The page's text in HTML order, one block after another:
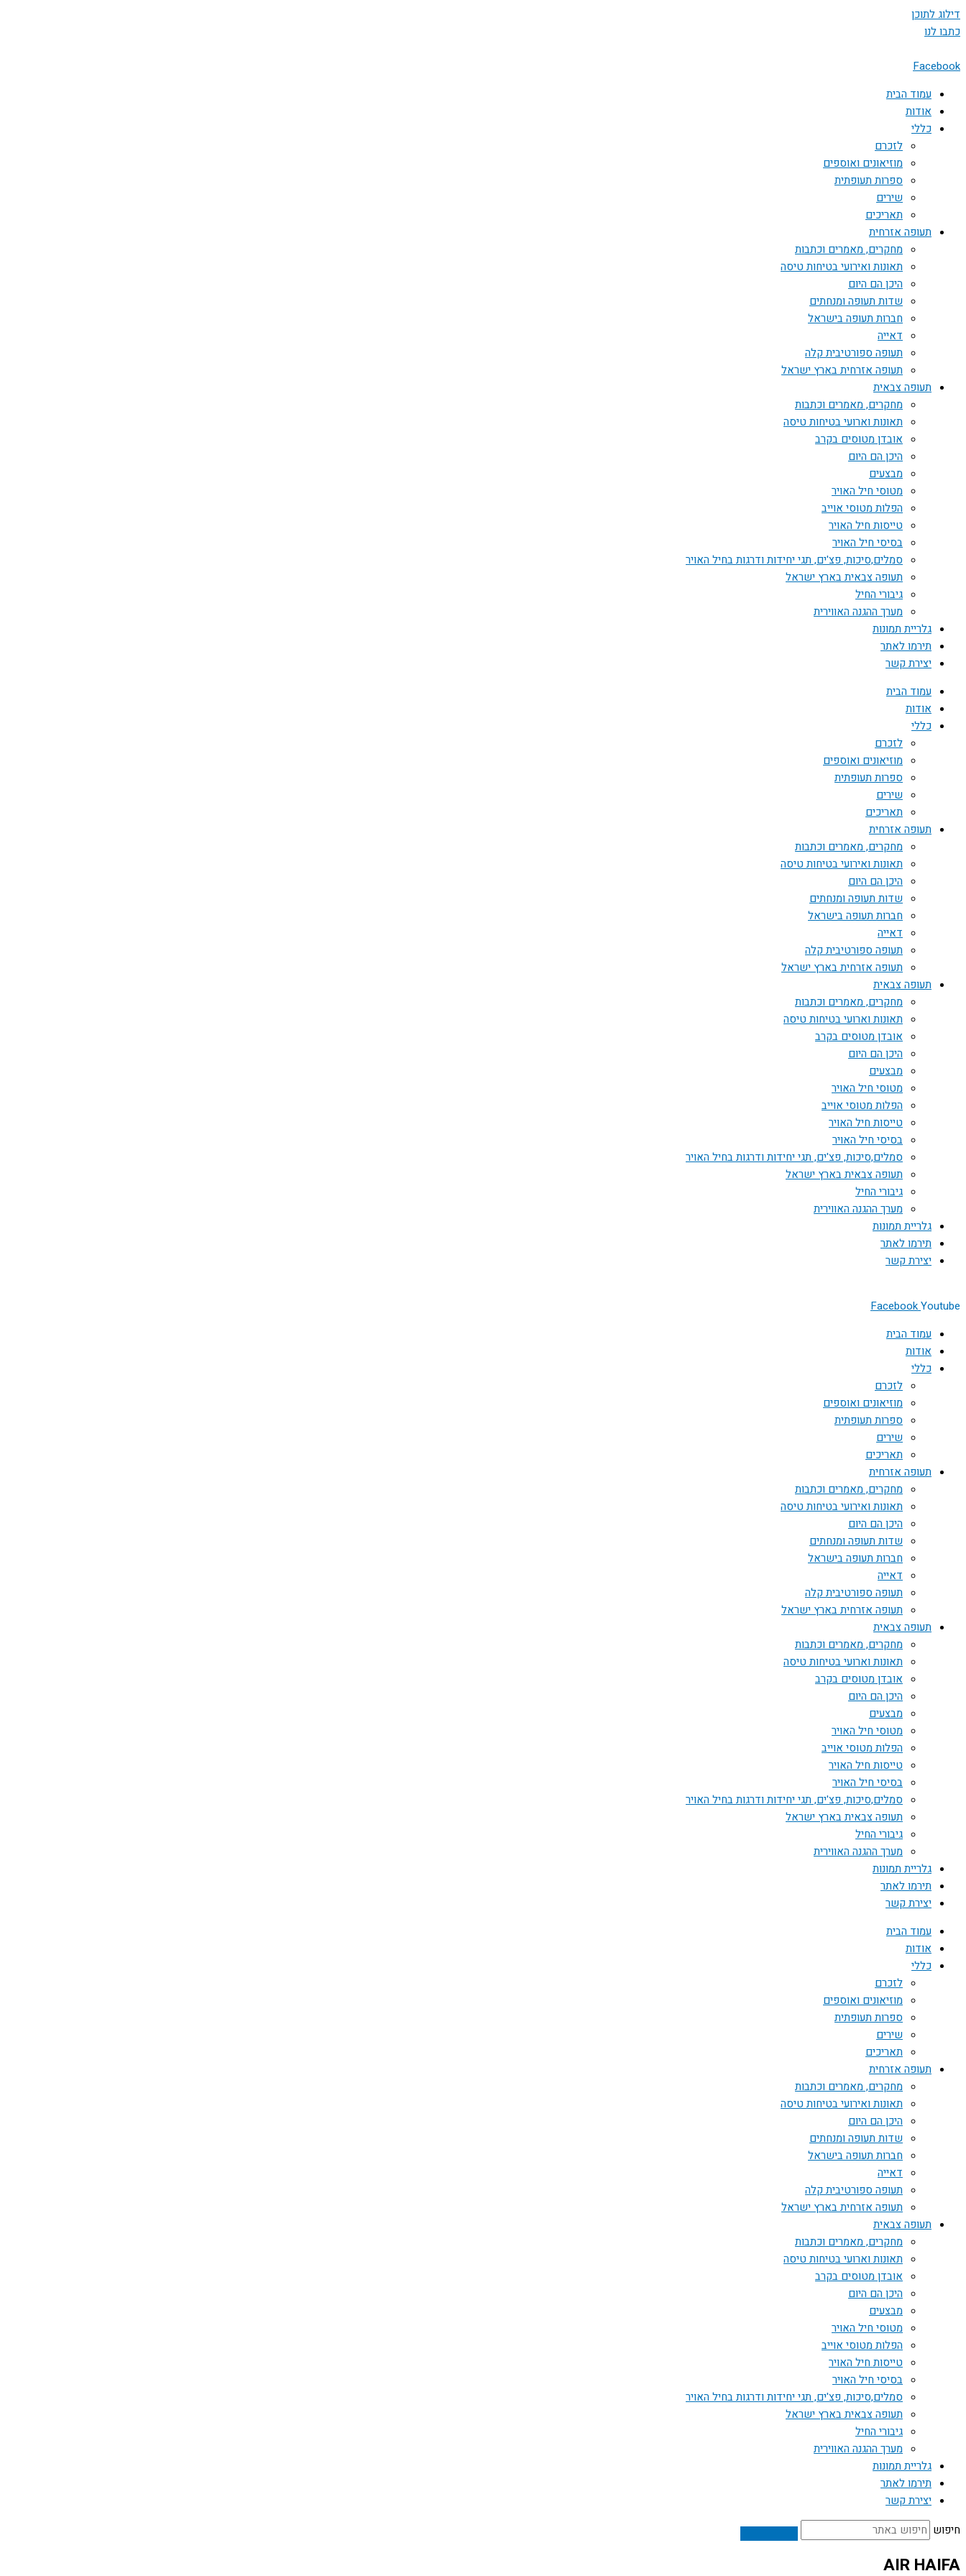
דילוג לתוכן
כתבו לנו
Facebook
עמוד הבית
אודות
כללי
לזכרם
מוזיאונים ואוספים
ספרות תעופתית
שירים
תאריכים
תעופה אזרחית
מחקרים, מאמרים וכתבות
תאונות ואירועי בטיחות טיסה
היכן הם היום
שדות תעופה ומנחתים
חברות תעופה בישראל
דאייה
תעופה ספורטיבית קלה
תעופה אזרחית בארץ ישראל
תעופה צבאית
מחקרים, מאמרים וכתבות
תאונות וארועי בטיחות טיסה
אובדן מטוסים בקרב
היכן הם היום
מבצעים
מטוסי חיל האויר
הפלות מטוסי אוייב
טייסות חיל האויר
בסיסי חיל האויר
סמלים,סיכות, פצ'ים, תגי יחידות ודרגות בחיל האויר
תעופה צבאית בארץ ישראל
גיבורי החיל
מערך ההגנה האווירית
גלריית תמונות
תירמו לאתר
יצירת קשר
עמוד הבית
אודות
כללי
לזכרם
מוזיאונים ואוספים
ספרות תעופתית
שירים
תאריכים
תעופה אזרחית
מחקרים, מאמרים וכתבות
תאונות ואירועי בטיחות טיסה
היכן הם היום
שדות תעופה ומנחתים
חברות תעופה בישראל
דאייה
תעופה ספורטיבית קלה
תעופה אזרחית בארץ ישראל
תעופה צבאית
מחקרים, מאמרים וכתבות
תאונות וארועי בטיחות טיסה
אובדן מטוסים בקרב
היכן הם היום
מבצעים
מטוסי חיל האויר
הפלות מטוסי אוייב
טייסות חיל האויר
בסיסי חיל האויר
סמלים,סיכות, פצ'ים, תגי יחידות ודרגות בחיל האויר
תעופה צבאית בארץ ישראל
גיבורי החיל
מערך ההגנה האווירית
גלריית תמונות
תירמו לאתר
יצירת קשר
FacebookYoutube
עמוד הבית
אודות
כללי
לזכרם
מוזיאונים ואוספים
ספרות תעופתית
שירים
תאריכים
תעופה אזרחית
מחקרים, מאמרים וכתבות
תאונות ואירועי בטיחות טיסה
היכן הם היום
שדות תעופה ומנחתים
חברות תעופה בישראל
דאייה
תעופה ספורטיבית קלה
תעופה אזרחית בארץ ישראל
תעופה צבאית
מחקרים, מאמרים וכתבות
תאונות וארועי בטיחות טיסה
אובדן מטוסים בקרב
היכן הם היום
מבצעים
מטוסי חיל האויר
הפלות מטוסי אוייב
טייסות חיל האויר
בסיסי חיל האויר
סמלים,סיכות, פצ'ים, תגי יחידות ודרגות בחיל האויר
תעופה צבאית בארץ ישראל
גיבורי החיל
מערך ההגנה האווירית
גלריית תמונות
תירמו לאתר
יצירת קשר
עמוד הבית
אודות
כללי
לזכרם
מוזיאונים ואוספים
ספרות תעופתית
שירים
תאריכים
תעופה אזרחית
מחקרים, מאמרים וכתבות
תאונות ואירועי בטיחות טיסה
היכן הם היום
שדות תעופה ומנחתים
חברות תעופה בישראל
דאייה
תעופה ספורטיבית קלה
תעופה אזרחית בארץ ישראל
תעופה צבאית
מחקרים, מאמרים וכתבות
תאונות וארועי בטיחות טיסה
אובדן מטוסים בקרב
היכן הם היום
מבצעים
מטוסי חיל האויר
הפלות מטוסי אוייב
טייסות חיל האויר
בסיסי חיל האויר
סמלים,סיכות, פצ'ים, תגי יחידות ודרגות בחיל האויר
תעופה צבאית בארץ ישראל
גיבורי החיל
מערך ההגנה האווירית
גלריית תמונות
תירמו לאתר
יצירת קשר
חיפוש
AIR HAIFA